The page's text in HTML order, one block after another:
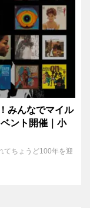
みんなでマイル
ント開催｜小
てちょうど100年を迎